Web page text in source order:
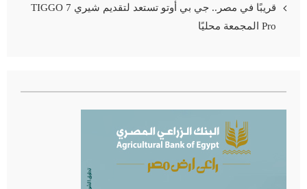
قريبًا في مصر.. جي بي أوتو تستعد لتقديم شيري TIGGO 7
Pro المجمعة محليًا